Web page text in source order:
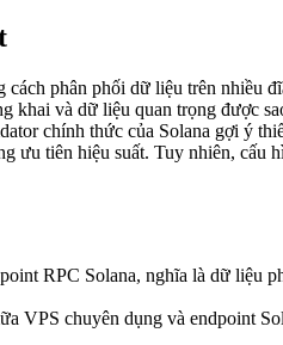
phân phối dữ liệu trên nhiều
khai và dữ liệu quan trọng được
chính thức của Solana gợi ý
tiên hiệu suất. Tuy nhiên,
RPC Solana, nghĩa là dữ liệu
VPS chuyên dụng và endpoint